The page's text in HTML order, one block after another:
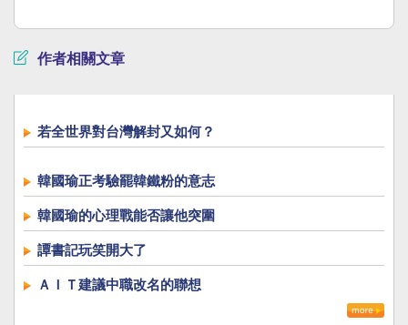
作者相關文章
若全世界對台灣解封又如何？
韓國瑜正考驗罷韓鐵粉的意志
韓國瑜的心理戰能否讓他突圍
譚書記玩笑開大了
ＡＩＴ建議中職改名的聯想